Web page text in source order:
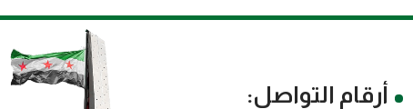
أرقام التواصل: